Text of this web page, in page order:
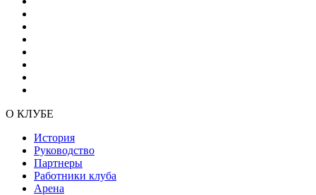
О КЛУБЕ
История
Руководство
Партнеры
Работники клуба
Арена